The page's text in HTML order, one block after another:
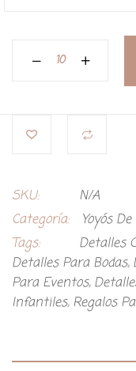
SKU:
N/A
Categoría:
Yoyós
Tags:
Detalles
Detalles Para Bodas,
Para Eventos,
Infantiles, Regalos